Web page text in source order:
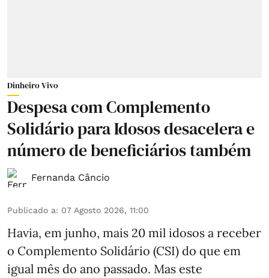
Dinheiro Vivo
Despesa com Complemento
Solidário para Idosos desacelera e
número de beneficiários também
Fernanda Câncio
Publicado a: 07 Agosto 2026, 11:00
Havia, em junho, mais 20 mil idosos a receber
o Complemento Solidário (CSI) do que em
igual mês do ano passado. Mas este